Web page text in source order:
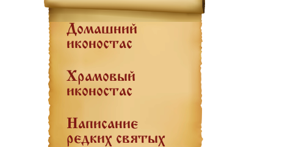
Домашний
иконостас
Храмовый
иконостас
Написание
редких святых